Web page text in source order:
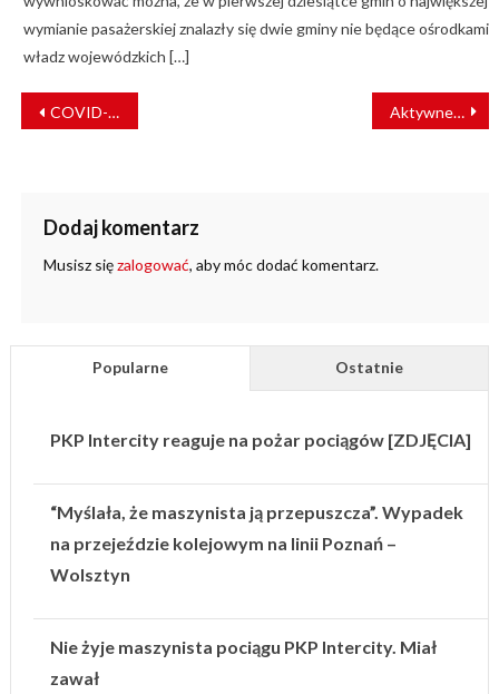
wymianie pasażerskiej znalazły się dwie gminy nie będące ośrodkami
władz wojewódzkich […]
NAWIGACJA
WPISU
COVID-19: Ministrowie transportu UE rozmawiali o wsparciu dla transportu Aktywne 12 miesięcy. UTK podsumował miniony rok
Dodaj komentarz
Musisz sięzalogować, aby móc dodać komentarz.
Popularne Ostatnie
PKP Intercity reaguje na pożar pociągów [ZDJĘCIA]
“Myślała, że maszynista ją przepuszcza”. Wypadek
na przejeździe kolejowym na linii Poznań –
Wolsztyn
Nie żyje maszynista pociągu PKP Intercity. Miał
zawał